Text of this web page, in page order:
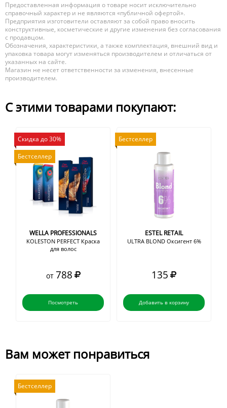
Предоставленная информация о товаре носит исключительно
справочный характер и не являются «публичной офертой».
Предприятия изготовители оставляют за собой право вносить
конструктивные, косметические и другие изменения без согласования
с продавцом.
Обозначения, характеристики, а также комплектация, внешний вид и
упаковка товара могут изменяться производителем и отличаться от
указанных на сайте.
Магазин не несет ответственности за изменения, внесенные
производителем.
С этими товарами покупают:
Скидка до 30%
Бестселлер
WELLA PROFESSIONALS
KOLESTON PERFECT Краска
для волос
от 788
Посмотреть
Бестселлер
ESTEL RETAIL
ULTRA BLOND Оксигент 6%
135
Добавить в корзину
Вам может понравиться
Бестселлер